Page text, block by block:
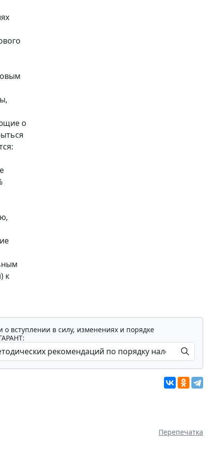
о
к
вступлении в силу, изменениях и порядке
Перепечатка